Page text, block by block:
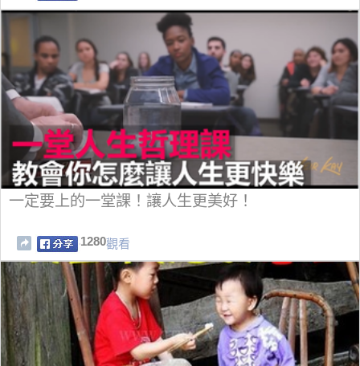
一定要上的一堂課！讓人生更美好！
1280觀看